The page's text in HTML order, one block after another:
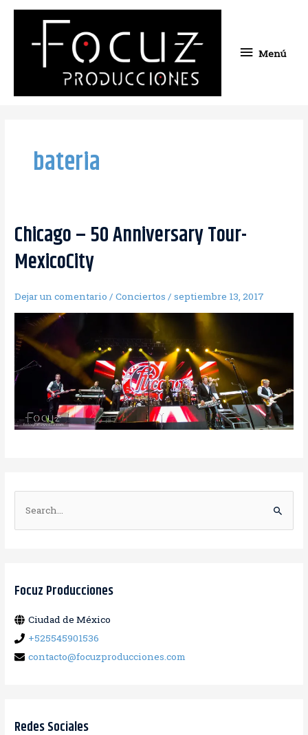
Menú
bateria
Chicago – 50 Anniversary Tour-
MexicoCity
Dejar un comentario /Conciertos /septiembre 13, 2017
u
a
:
Focuz Producciones
Ciudad de México
+525545901536
contacto@focuzproducciones.com
Redes Sociales